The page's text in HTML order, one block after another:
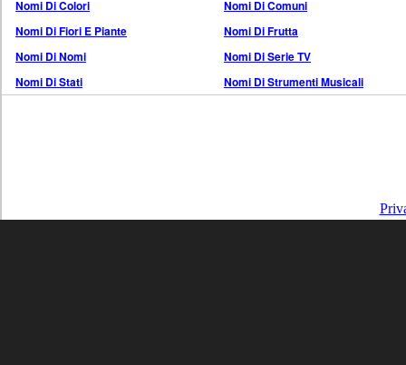
Nomi Di Colori
Nomi Di Comuni
Nomi Di Fiori E Piante
Nomi Di Frutta
Nomi Di Nomi
Nomi Di Serie TV
Nomi Di Stati
Nomi Di Strumenti Musicali